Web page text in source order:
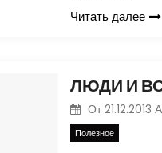
Читать далее
От 21.12.2013
Полезное